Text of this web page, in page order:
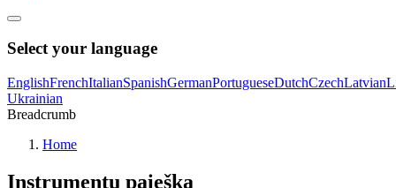
Select your language
EnglishFrenchItalianSpanishGermanPortugueseDutchCzechLatvian
Ukrainian
Breadcrumb
Home
Instrumentų paieška